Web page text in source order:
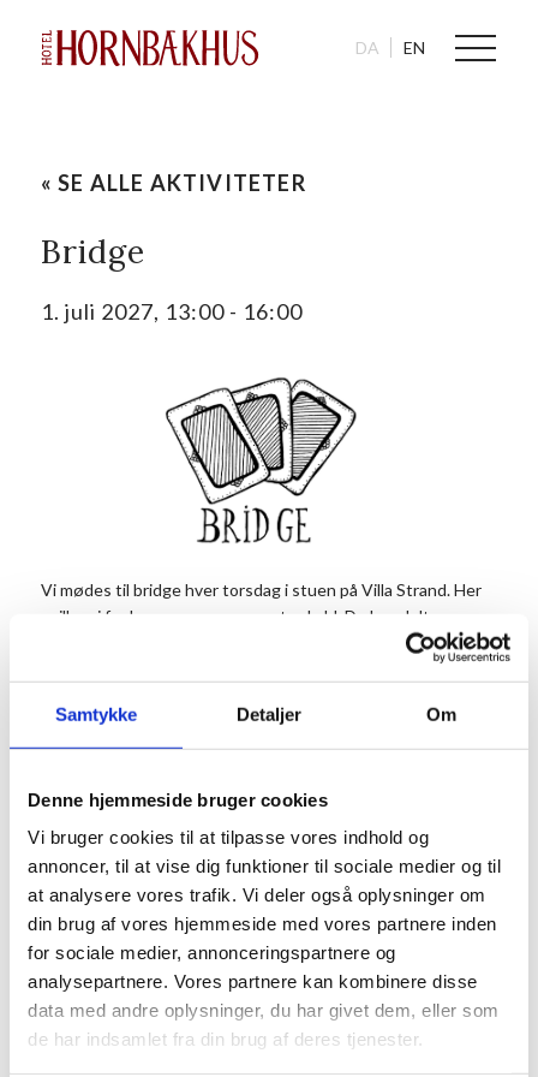
Samtykke Detaljer Om
Denne hjemmeside bruger cookies
Vi bruger cookies til at tilpasse vores indhold og
annoncer, til at vise dig funktioner til sociale medier og til
at analysere vores trafik. Vi deler også oplysninger om
din brug af vores hjemmeside med vores partnere inden
for sociale medier, annonceringspartnere og
analysepartnere. Vores partnere kan kombinere disse
data med andre oplysninger, du har givet dem, eller som
de har indsamlet fra din brug af deres tjenester.
DA EN
« SE ALLE AKTIVITETER
Bridge
1. juli 2027, 13:00- 16:00
Vi mødes til bridge hver torsdag i stuen på Villa Strand. Her
spiller vi for hyggen og samværets skyld. Du kan deltage en
eller flere gange alt afhængig af hvor lysten på bridge, du er
undervise nye og gamle bridgespillere.
Vi glæder os til at spille med jer.
Info
Dato:
1. juli 2027
Tidspunkt:
13:00 - 16:00
Tilmelding
Tilmelding senest 2
timer før til mail:
lspjacobsen@mail.te
le.dk, skriv om du